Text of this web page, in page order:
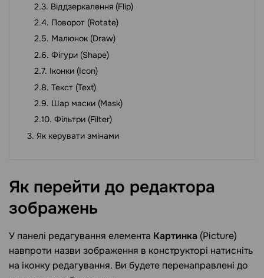
Віддзеркалення (Flip)
Поворот (Rotate)
Малюнок (Draw)
Фігури (Shape)
Іконки (Icon)
Текст (Text)
Шар маски (Mask)
Фільтри (Filter)
Як керувати змінами
Як перейти до редактора
зображень
У панелі редагування елемента Картинка (Picture)
навпроти назви зображення в конструкторі натисніть
на іконку редагування. Ви будете перенаправлені до